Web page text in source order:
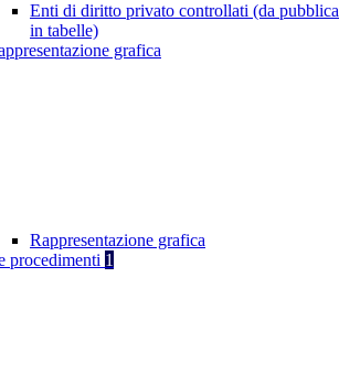
Enti di diritto privato controllati (da
in tabelle)
grafica
Rappresentazione grafica
procedimenti 1